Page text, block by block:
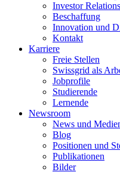
Investor Relations
Beschaffung
Innovation und
Kontakt
Karriere
Freie Stellen
Swissgrid als
Jobprofile
Studierende
Lernende
Newsroom
News und
Blog
Positionen und
Publikationen
Bilder